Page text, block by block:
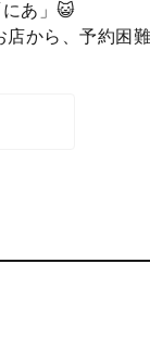
あ」😺
から、予約困難